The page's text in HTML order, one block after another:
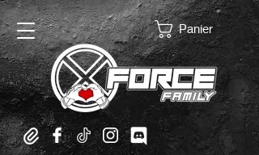
Panier